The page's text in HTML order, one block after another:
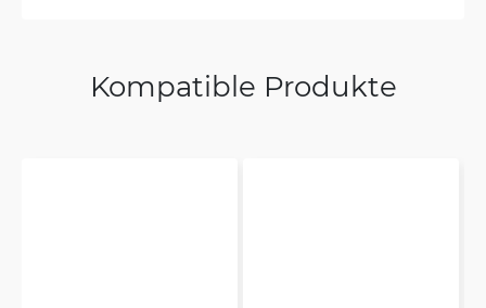
Kompatible Produkte